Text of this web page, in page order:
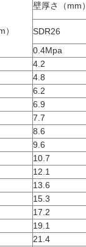
壁厚さ（mm）
SDR26
0.4Mpa
4.2
4.8
6.2
6.9
7.7
8.6
9.6
10.7
12.1
13.6
15.3
17.2
19.1
21.4